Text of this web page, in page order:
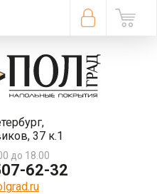
37 к.1
до 18.00
62-32